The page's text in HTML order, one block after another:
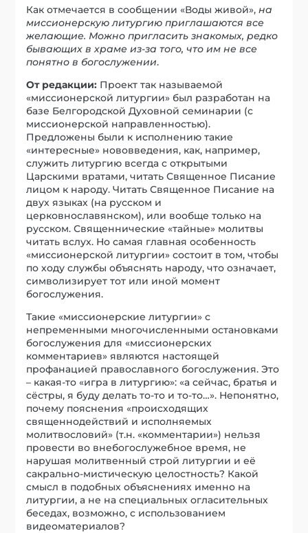
Как отмечается в сообщении «Воды живой»,на
миссионерскую литургию приглашаются все
желающие. Можно пригласить знакомых, редко
бывающих в храме из-за того, что им не все
понятно в богослужении.
От редакции: Проект так называемой
«миссионерской литургии» был разработан на
базе Белгородской Духовной семинарии (с
миссионерской направленностью).
Предложены были к исполнению такие
«интересные» нововведения, как, например,
служить литургию всегда с открытыми
Царскими вратами, читать Священное Писание
лицом к народу. Читать Священное Писание на
двух языках (на русском и
церковнославянском), или вообще только на
русском. Священнические «тайные» молитвы
читать вслух. Но самая главная особенность
«миссионерской литургии» состоит в том, чтобы
по ходу службы объяснять народу, что означает,
символизирует тот или иной момент
богослужения.
Такие «миссионерские литургии» с
непременными многочисленными остановками
богослужения для «миссионерских
комментариев» являются настоящей
профанацией православного богослужения. Это
– какая-то «игра в литургию»: «а сейчас, братья и
сёстры, я буду делать то-то и то-то…». Непонятно,
почему пояснения «происходящих
священнодействий и исполняемых
молитвословий» (т.н. «комментарии») нельзя
провести во внебогослужебное время, не
нарушая молитвенный строй литургии и её
сакрально-мистическую целостность? Какой
смысл в подобных объяснениях именно на
литургии, а не на специальных огласительных
беседах, возможно, с использованием
видеоматериалов?